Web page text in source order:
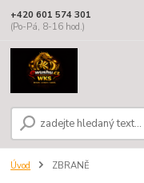
+420 601 574 301
(Po-Pá, 8-16 hod.)
Úvod ZBRANĚ